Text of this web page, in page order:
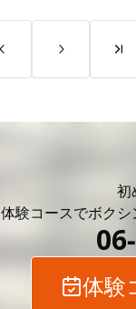
初
体験コースでボクシ
体験